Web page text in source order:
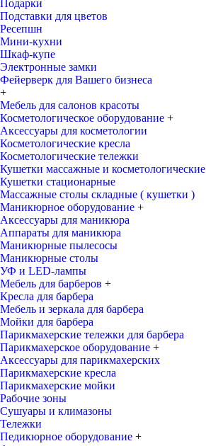
Подарки
Подставки для цветов
Ресепшн
Мини-кухни
Шкаф-купе
Электронные замки
Фейерверк для Вашего бизнеса
+
Мебель для салонов красоты
Косметологическое оборудование +
Аксессуары для косметологии
Косметологические кресла
Косметологические тележки
Кушетки массажные и косметологические
Кушетки стационарные
Массажные столы складные ( кушетки )
Маникюрное оборудование +
Аксессуары для маникюра
Аппараты для маникюра
Маникюрные пылесосы
Маникюрные столы
УФ и LED-лампы
Мебель для барберов +
Кресла для барбера
Мебель и зеркала для барбера
Мойки для барбера
Парикмахерские тележки для барбера
Парикмахерское оборудование +
Аксессуары для парикмахерских
Парикмахерские кресла
Парикмахерские мойки
Рабочие зоны
Сушуары и климазоны
Тележки
Педикюрное оборудование +